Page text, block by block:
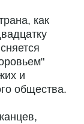
как
и
общества.